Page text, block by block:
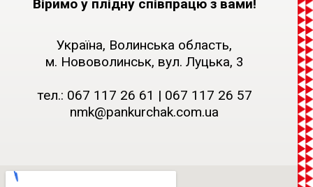
Віримо у плідну співпрацю з вами!
Україна, Волинська область,
м. Нововолинськ, вул. Луцька, 3
тел.: 067 117 26 61 | 067 117 26 57
nmk@pankurchak.com.ua